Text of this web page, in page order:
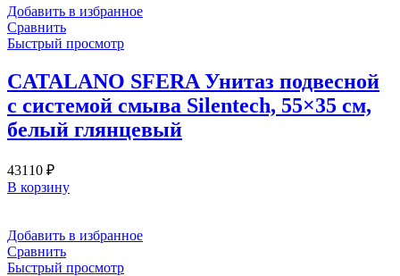
белый.
Для
унитаза
Добавить в избранное
Сравнить
Быстрый просмотр
CATALANO SFERA Унитаз подвесной
с системой смыва Silentech, 55×35 см,
белый глянцевый
43110 ₽
В корзину
Добавить в избранное
Сравнить
Быстрый просмотр